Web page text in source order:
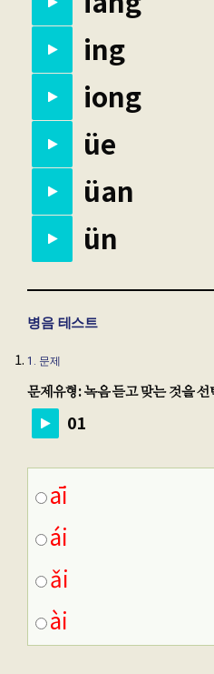
ing
iong
üe
üan
ün
병음 테스트
1 . 문제
문제유형: 녹음 듣고 맞는 것을
01
āi
ái
ǎi
ài